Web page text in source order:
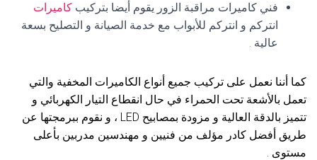
فني كاميرات مراقبة الزور يقوم أيضا بتركيب كاميرات
انتركم و انتركم للأبواب مع خدمة الصيانة و التصليح بسعة
عالية .
كما أننا نعمل على تركيب جميع أنواع الكاميرات المخفية والتي
تعمل بالأشعة تحت الحمراء في حال انقطاع التيار الكهربائي و
تتميز بالدقة العالية و مزودة بمصابيح LED ، و نقوم ببرمجتها عن
طريق أفضل كادر مؤلف من فنيين و مهندسين مدربين بأعلى
مستوى .